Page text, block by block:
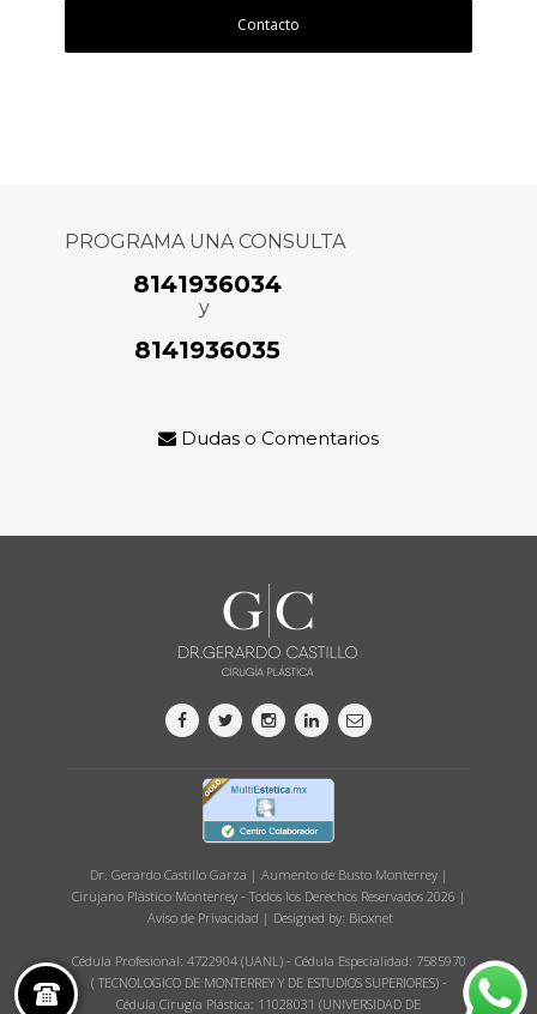
Contacto
PROGRAMA UNA CONSULTA
8141936034
y
8141936035
Dudas o Comentarios
Dr. Gerardo Castillo Garza | Aumento de Busto Monterrey |
Cirujano Plástico Monterrey - Todos los Derechos Reservados 2026 |
Aviso de Privacidad | Designed by: Bioxnet
Cédula Profesional: 4722904 (UANL) - Cédula Especialidad: 7585970
( TECNOLOGICO DE MONTERREY Y DE ESTUDIOS SUPERIORES) -
Cédula Cirugía Plástica: 11028031 (UNIVERSIDAD DE